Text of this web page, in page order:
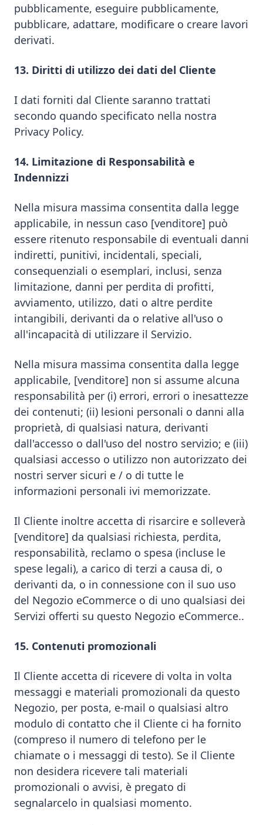
pubblicamente, eseguire pubblicamente,
pubblicare, adattare, modificare o creare lavori
derivati.
13. Diritti di utilizzo dei dati del Cliente
I dati forniti dal Cliente saranno trattati
secondo quando specificato nella nostra
Privacy Policy.
14. Limitazione di Responsabilità e
Indennizzi
Nella misura massima consentita dalla legge
applicabile, in nessun caso [venditore] può
essere ritenuto responsabile di eventuali danni
indiretti, punitivi, incidentali, speciali,
consequenziali o esemplari, inclusi, senza
limitazione, danni per perdita di profitti,
avviamento, utilizzo, dati o altre perdite
intangibili, derivanti da o relative all'uso o
all'incapacità di utilizzare il Servizio.
Nella misura massima consentita dalla legge
applicabile, [venditore] non si assume alcuna
responsabilità per (i) errori, errori o inesattezze
dei contenuti; (ii) lesioni personali o danni alla
proprietà, di qualsiasi natura, derivanti
dall'accesso o dall'uso del nostro servizio; e (iii)
qualsiasi accesso o utilizzo non autorizzato dei
nostri server sicuri e / o di tutte le
informazioni personali ivi memorizzate.
Il Cliente inoltre accetta di risarcire e solleverà
[venditore] da qualsiasi richiesta, perdita,
responsabilità, reclamo o spesa (incluse le
spese legali), a carico di terzi a causa di, o
derivanti da, o in connessione con il suo uso
del Negozio eCommerce o di uno qualsiasi dei
Servizi offerti su questo Negozio eCommerce..
15. Contenuti promozionali
Il Cliente accetta di ricevere di volta in volta
messaggi e materiali promozionali da questo
Negozio, per posta, e-mail o qualsiasi altro
modulo di contatto che il Cliente ci ha fornito
(compreso il numero di telefono per le
chiamate o i messaggi di testo). Se il Cliente
non desidera ricevere tali materiali
promozionali o avvisi, è pregato di
segnalarcelo in qualsiasi momento.